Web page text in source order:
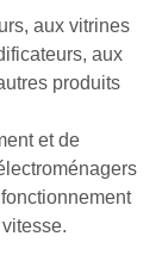
aux vitrines
aux
produits
et de